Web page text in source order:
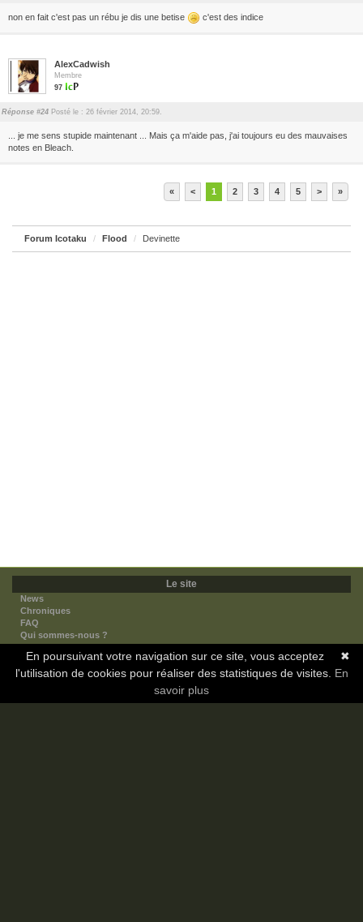
non en fait c'est pas un rébu je dis une betise c'est des indice
AlexCadwish
Membre
97
Réponse #24 Posté le : 26 février 2014, 20:59.
... je me sens stupide maintenant ... Mais ça m'aide pas, j'ai toujours eu des mauvaises
notes en Bleach.
« < 1 2 3 4 5 > »
Forum Icotaku Flood Devinette
Le site
News
Chroniques
FAQ
Qui sommes-nous ?
Nos partenaires
Faites-nous connaitre
Nous contacter
✖
En poursuivant votre navigation sur ce site, vous acceptez
l'utilisation de cookies pour réaliser des statistiques de visites. En
savoir plus